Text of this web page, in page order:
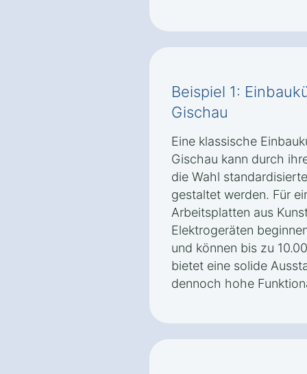
Beispiel 1:
Gischau
Eine klassische
Gischau kann durch
die Wahl
gestaltet werden. Für
Arbeitsplatten aus
Elektrogeräten
und können bis zu
bietet eine solide
dennoch hohe